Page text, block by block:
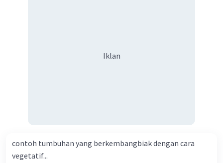
Iklan
contoh tumbuhan yang berkembangbiak dengan cara
vegetatif...